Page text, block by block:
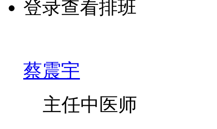
登录查看排班
蔡震宇
主任中医师